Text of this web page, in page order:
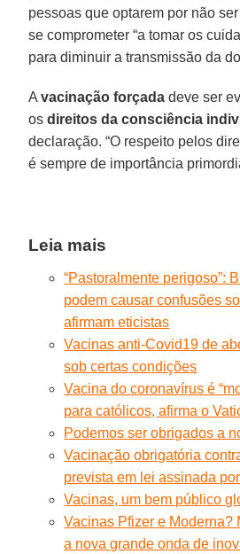
pessoas que optarem por não
se comprometer “a tomar os
para diminuir a transmissão da
Avacinação forçada deve ser
osdireitos da consciência
declaração. “O respeito pelos
é sempre de importância
Leia mais
“Pastoralmente perigoso”:
podem causar confusões
afirmam eticistas
Vacinas anti-Covid19 de
sob certas condições
Vacina do coronavírus é
para católicos, afirma o
Podemos ser obrigados a
Vacinação obrigatória
prevista em lei assinada
Vacinas, um bem público
Vacinas Pfizer e Moderna?
a nova grande onda de